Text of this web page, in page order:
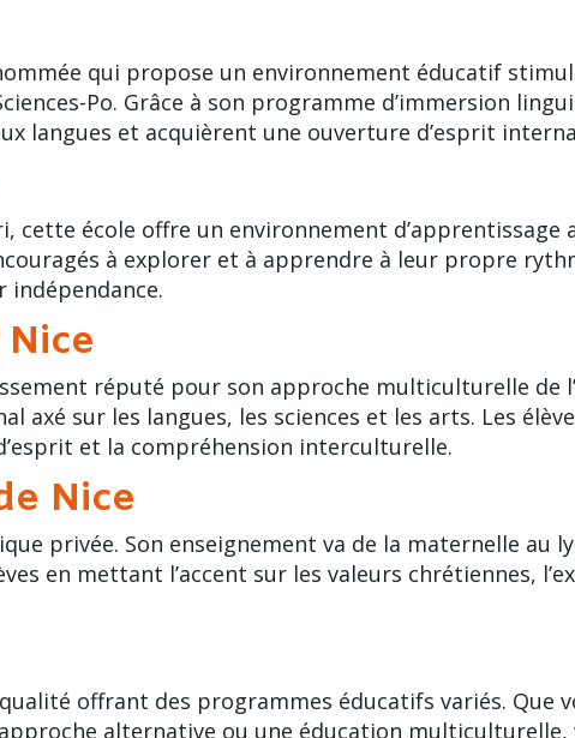
qui propose un environnement éducatif
Po. Grâce à son programme d’immersion
langues et acquièrent une ouverture d’esprit
cette école offre un environnement
à explorer et à apprendre à leur propre
réputé pour son approche multiculturelle de
axé sur les langues, les sciences et les arts. Les
et la compréhension interculturelle.
Nice
privée. Son enseignement va de la maternelle au
en mettant l’accent sur les valeurs chrétiennes,
offrant des programmes éducatifs variés. Que
alternative ou une éducation multiculturelle,